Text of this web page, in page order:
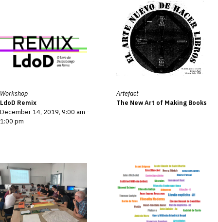
Workshop
LdoD Remix
December 14, 2019, 9:00 am -
1:00 pm
Artefact
The New Art of Making Books